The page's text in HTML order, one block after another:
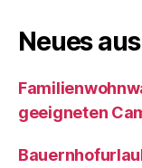
Neues
geeigneten